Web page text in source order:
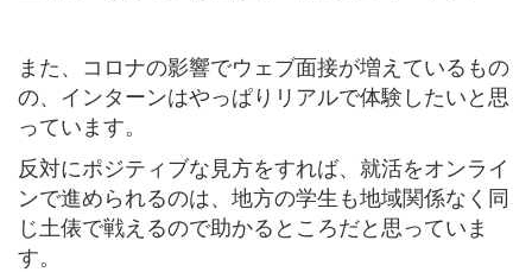
また、コロナの影響でウェブ面接が増えているもの
の、インターンはやっぱりリアルで体験したいと思
っています。
反対にポジティブな見方をすれば、就活をオンライ
ンで進められるのは、地方の学生も地域関係なく同
じ土俵で戦えるので助かるところだと思っていま
す。